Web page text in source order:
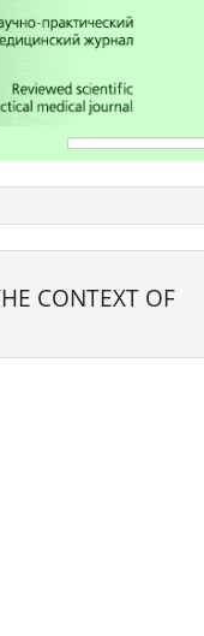
CONTEXT OF